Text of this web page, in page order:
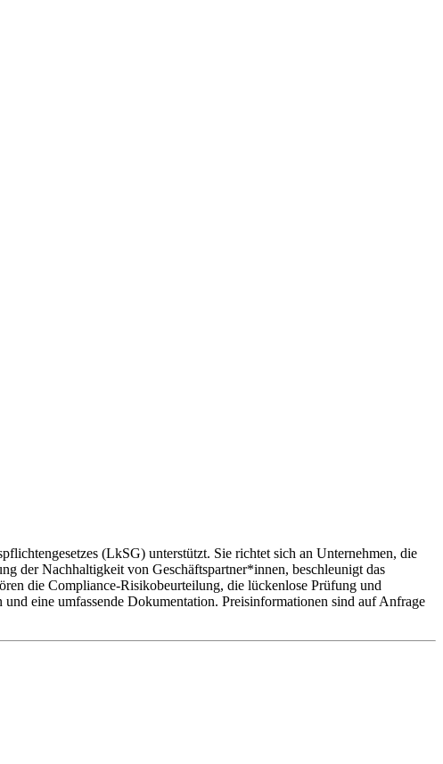
(LkSG) unterstützt. Sie richtet sich an Unternehmen, die
der Nachhaltigkeit von Geschäftspartner*innen, beschleunigt das
die Compliance-Risikobeurteilung, die lückenlose Prüfung und
eine umfassende Dokumentation. Preisinformationen sind auf Anfrage